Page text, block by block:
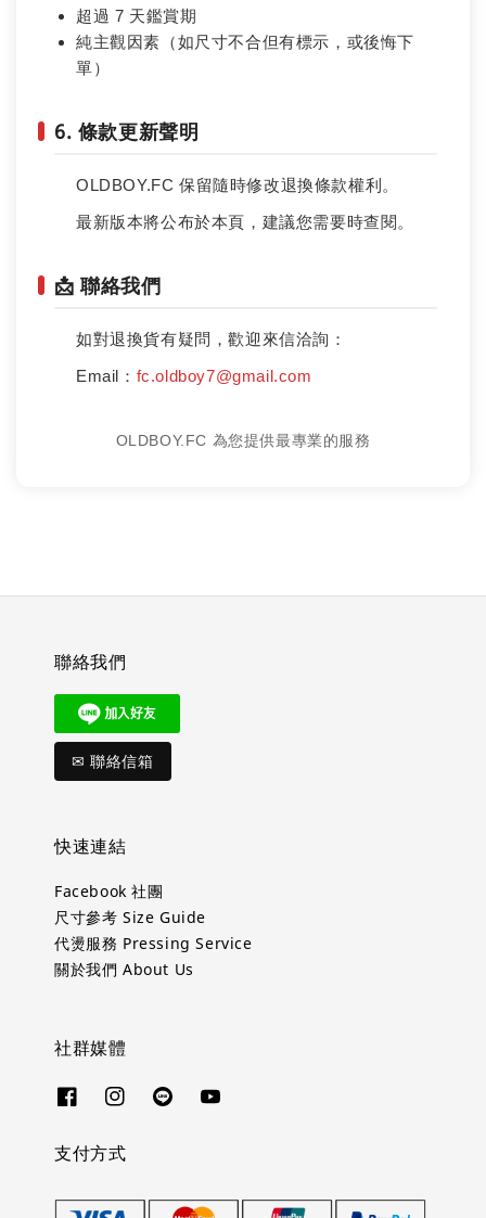
超過 7 天鑑賞期
純主觀因素（如尺寸不合但有標示，或後悔下
單）
6. 條款更新聲明
OLDBOY.FC 保留隨時修改退換條款權利。
最新版本將公布於本頁，建議您需要時查閱。
📩 聯絡我們
如對退換貨有疑問，歡迎來信洽詢：
Email： fc.oldboy7@gmail.com
OLDBOY.FC 為您提供最專業的服務
聯絡我們
✉ 聯絡信箱
快速連結
Facebook 社團
尺寸參考 Size Guide
代燙服務 Pressing Service
關於我們 About Us
社群媒體
支付方式